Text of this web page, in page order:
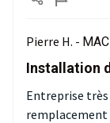
Pierre H. -
Installation
Entreprise
remplacement